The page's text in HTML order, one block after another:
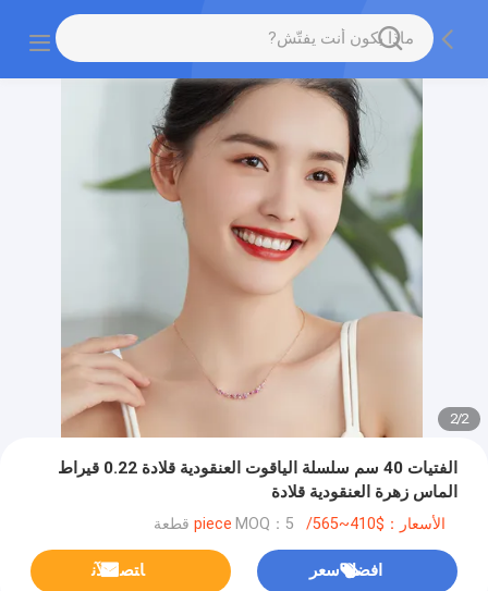
2
/
2
الفتيات 40 سم سلسلة الياقوت العنقودية قلادة 0.22 قيراط
الماس زهرة العنقودية قلادة
الأسعار：$410~565/piece MOQ：5 قطعة
افضل سعر ﺎﺘﺼﻟ ﺍﻶﻧ